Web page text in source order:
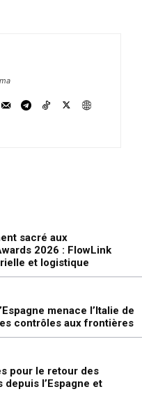
sacré aux
2026 : FlowLink
et logistique
menace l’Italie de
contrôles aux frontières
pour le retour des
l’Espagne et